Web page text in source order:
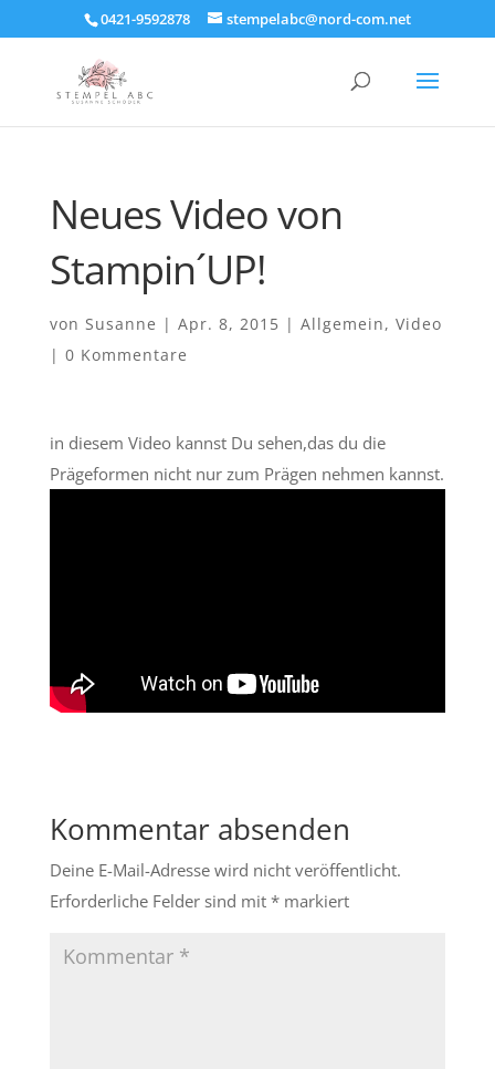
0421-9592878 stempelabc@nord-com.net
Neues Video von
Stampin´UP!
von Susanne | Apr. 8, 2015 | Allgemein, Video
| 0 Kommentare
in diesem Video kannst Du sehen,das du die
Prägeformen nicht nur zum Prägen nehmen kannst.
Kommentar absenden
Deine E-Mail-Adresse wird nicht veröffentlicht.
Erforderliche Felder sind mit *markiert